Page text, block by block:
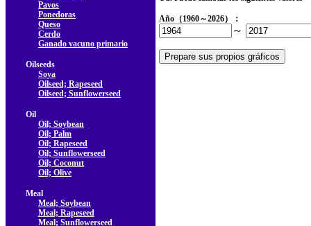
Pavos
Ponedoras
Queso
Cerdo
Ganado vacuno primario
Oilseeds
Soya
Oilseed; Rapeseed
Oilseed; Sunflowerseed
Oil
Oil; Soybean
Oil; Palm
Oil; Rapeseed
Oil; Sunflowerseed
Oil; Coconut
Oil; Olive
Meal
Meal; Soybean
Meal; Rapeseed
Meal; Sunflowerseed
Año（1960～2026）：
～